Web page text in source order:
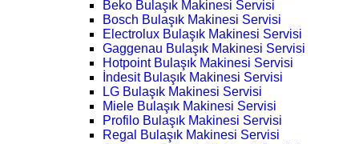
Beko Bulaşık Makinesi Servisi
Bosch Bulaşık Makinesi Servisi
Electrolux Bulaşık Makinesi Servisi
Gaggenau Bulaşık Makinesi Servisi
Hotpoint Bulaşık Makinesi Servisi
İndesit Bulaşık Makinesi Servisi
LG Bulaşık Makinesi Servisi
Miele Bulaşık Makinesi Servisi
Profilo Bulaşık Makinesi Servisi
Regal Bulaşık Makinesi Servisi